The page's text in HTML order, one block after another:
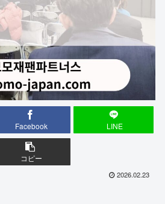
Facebook LINE
コピー
2026.02.23